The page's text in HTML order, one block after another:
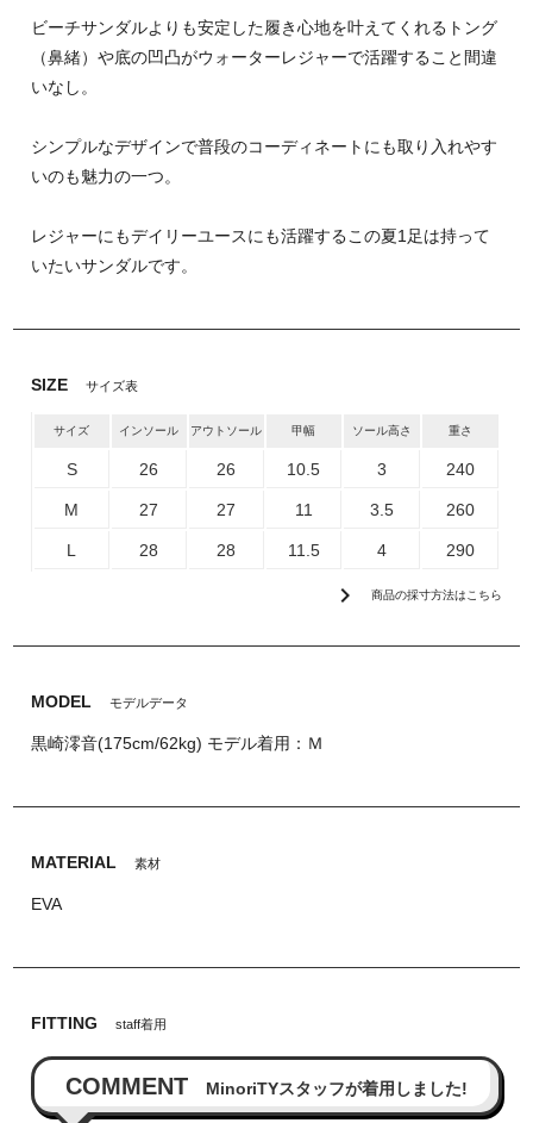
ビーチサンダルよりも安定した履き心地を叶えてくれるトング
（鼻緒）や底の凹凸がウォーターレジャーで活躍すること間違
いなし。
シンプルなデザインで普段のコーディネートにも取り入れやす
いのも魅力の一つ。
レジャーにもデイリーユースにも活躍するこの夏1足は持って
いたいサンダルです。
SIZE サイズ表
サイズ インソール アウトソール 甲幅 ソール高さ 重さ
S 26 26 10.5 3 240
M 27 27 11 3.5 260
L 28 28 11.5 4 290
chevron_right 商品の採寸方法はこちら
MODEL モデルデータ
黒崎澪音(175cm/62kg) モデル着用：Ｍ
MATERIAL 素材
EVA
FITTING staff着用
COMMENT MinoriTYスタッフが着用しました!